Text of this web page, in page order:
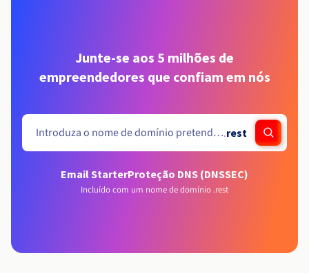
Junte-se aos 5 milhões de
empreendedores que confiam em nós
.rest
Email StarterProteção DNS (DNSSEC)
Incluído com um nome de domínio .rest